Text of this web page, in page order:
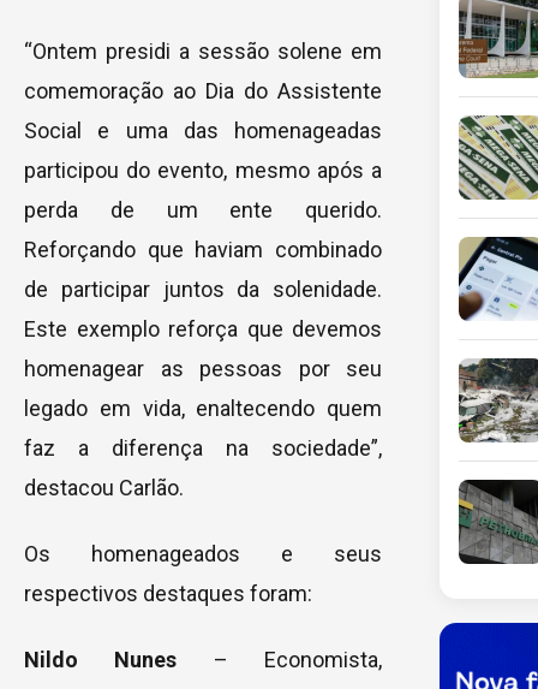
“Ontem presidi a sessão solene em
comemoração ao Dia do Assistente
Social e uma das homenageadas
participou do evento, mesmo após a
perda de um ente querido.
Reforçando que haviam combinado
de participar juntos da solenidade.
Este exemplo reforça que devemos
homenagear as pessoas por seu
legado em vida, enaltecendo quem
faz a diferença na sociedade”,
destacou Carlão.
Os homenageados e seus
respectivos destaques foram:
Nildo Nunes – Economista,